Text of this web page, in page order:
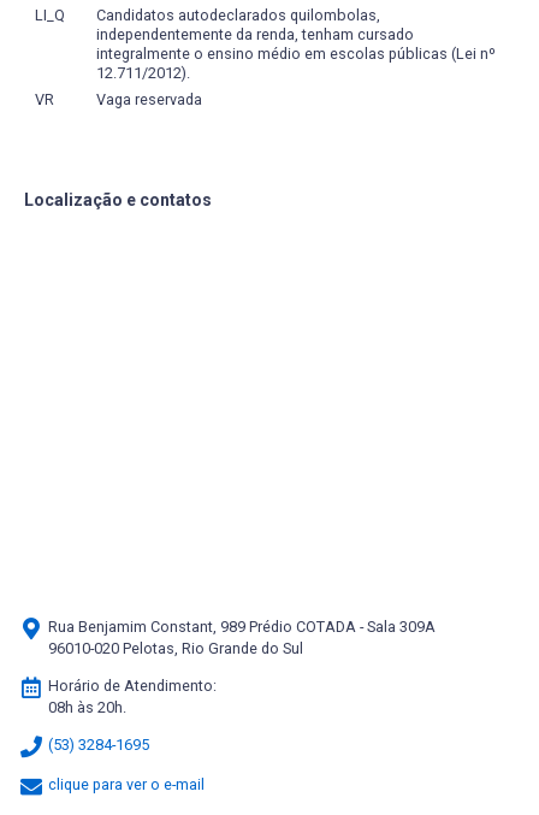
complemento das atividades de outras áreas do
conhecimento, assim como disseminar o saber científico
e técnico, seja através da atuação como aluno em cursos
de mestrado e doutorado, da atuação no ensino formal
de nível superior, e/ou através da divulgação científica dos
LI_Q
Candidatos autodeclarados quilombolas,
independentemente da renda, tenham cursado
integralmente o ensino médio em escolas públicas (Lei nº
12.711/2012).
VR
Vaga reservada
Localização e contatos
Rua Benjamim Constant, 989 Prédio COTADA - Sala 309A
96010-020 Pelotas, Rio Grande do Sul
Horário de Atendimento:
08h às 20h.
(53) 3284-1695
clique para ver o e-mail